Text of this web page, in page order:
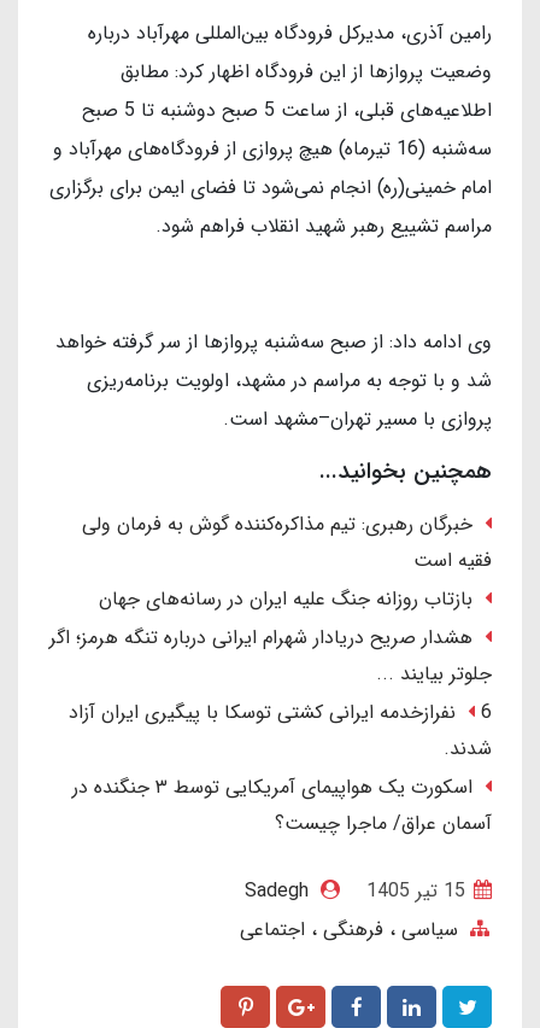
رامین آذری، مدیرکل فرودگاه بین‌المللی مهرآباد درباره
وضعیت پروازها از این فرودگاه اظهار کرد: مطابق
اطلاعیه‌های قبلی، از ساعت 5 صبح دوشنبه تا 5 صبح
سه‌شنبه (16 تیرماه) هیچ پروازی از فرودگاه‌های مهرآباد و
امام خمینی(ره) انجام نمی‌شود تا فضای ایمن برای برگزاری
مراسم تشییع رهبر شهید انقلاب فراهم شود.
وی ادامه داد: از صبح سه‌شنبه پروازها از سر گرفته خواهد
شد و با توجه به مراسم در مشهد، اولویت برنامه‌ریزی
پروازی با مسیر تهران–مشهد است.
همچنین بخوانید...
خبرگان رهبری: تیم مذاکره‌کننده گوش به فرمان ولی
فقیه است
بازتاب روزانه جنگ علیه ایران در رسانه‌های جهان
هشدار صریح دریادار شهرام ایرانی درباره تنگه هرمز؛ اگر
جلوتر بیایند ...
6 نفرازخدمه ایرانی کشتی توسکا با پیگیری ایران آزاد
شدند.
اسکورت یک هواپیمای آمریکایی توسط ۳ جنگنده در
آسمان عراق/ ماجرا چیست؟
Sadegh
سیاسی ، فرهنگی ، اجتماعی